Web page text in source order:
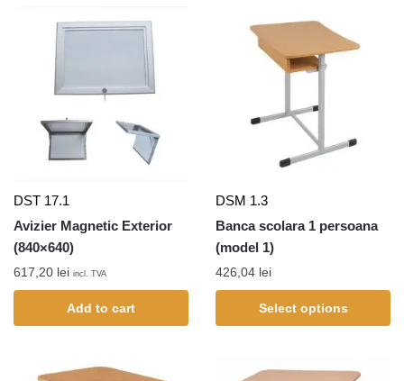
DST 17.1
Avizier Magnetic Exterior
(840×640)
617,20 lei incl. TVA
Add to cart
DSM 1.3
Banca scolara 1 persoana
(model 1)
426,04 lei
Select options